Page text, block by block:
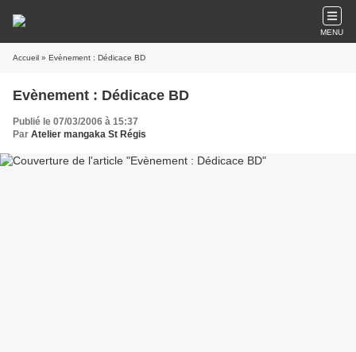
MENU
Accueil » Evènement : Dédicace BD
Evènement : Dédicace BD
Publié le 07/03/2006 à 15:37
Par Atelier mangaka St Régis